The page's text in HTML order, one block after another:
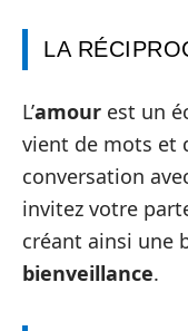
LA
L’amour est un
vient de mots et
conversation
invitez votre
créant ainsi une
bienveillance.